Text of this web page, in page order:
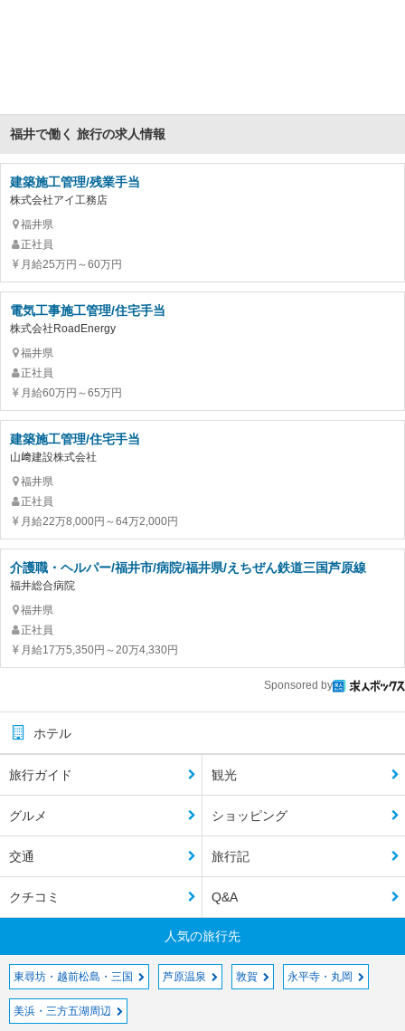
福井で働く 旅行の求人情報
建築施工管理/残業手当
株式会社アイ工務店
福井県
正社員
月給25万円～60万円
電気工事施工管理/住宅手当
株式会社RoadEnergy
福井県
正社員
月給60万円～65万円
建築施工管理/住宅手当
山﨑建設株式会社
福井県
正社員
月給22万8,000円～64万2,000円
介護職・ヘルパー/福井市/病院/福井県/えちぜん鉄道三国芦原線
福井総合病院
福井県
正社員
月給17万5,350円～20万4,330円
Sponsored by
ホテル
旅行ガイド 観光
グルメ ショッピング
交通 旅行記
クチコミ Q&A
人気の旅行先
東尋坊・越前松島・三国 芦原温泉 敦賀 永平寺・丸岡
美浜・三方五湖周辺